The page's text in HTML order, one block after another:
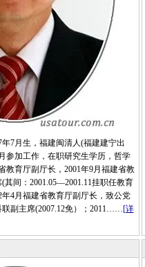
7月生，福建闽清人(福建建宁出
参加工作，在职研究生学历，哲学
教育厅副厅长，2001年9月福建省教
间：2001.05—2001.11挂职任教育
4月福建省教育厅副厅长，致公党
副主席(2007.12免）；2011……[详